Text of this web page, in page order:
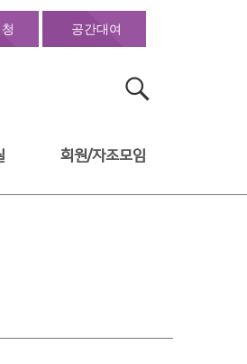
공간대여
회원/자조모임